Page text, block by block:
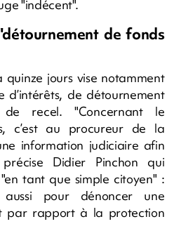
"indécent".
de fonds
jours vise notamment
d’intérêts, de détournement
recel. "Concernant le
c’est au procureur de la
information judiciaire afin
Didier Pinchon qui
tant que simple citoyen" :
pour dénoncer une
par rapport à la protection